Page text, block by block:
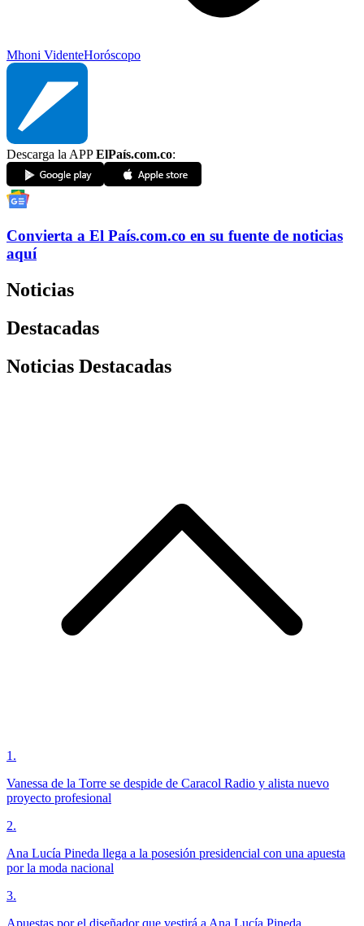
Mhoni VidenteHoróscopo
Descarga la APPElPaís.com.co:
Convierta a El País.com.co en su fuente de noticias
aquí
Noticias
Destacadas
Noticias Destacadas
1 .
Vanessa de la Torre se despide de Caracol Radio y alista nuevo
proyecto profesional
2.
Ana Lucía Pineda llega a la posesión presidencial con una apuesta
por la moda nacional
3.